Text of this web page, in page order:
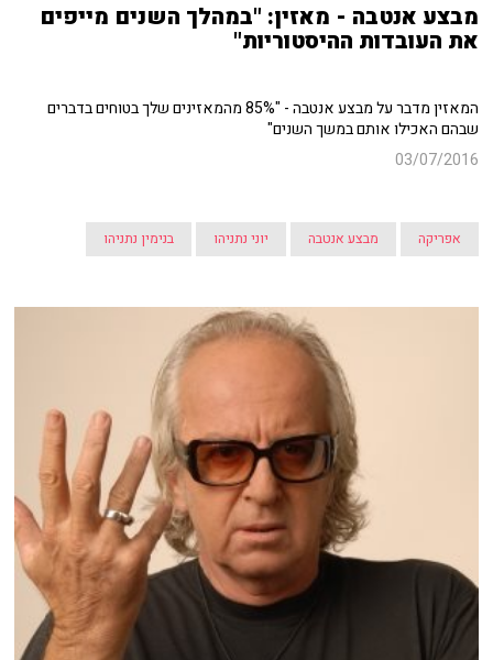
מבצע אנטבה - מאזין: "במהלך השנים מייפים
את העובדות ההיסטוריות"
המאזין מדבר על מבצע אנטבה - "85% מהמאזינים שלך בטוחים בדברים
שבהם האכילו אותם במשך השנים"
03/07/2016
אפריקה מבצע אנטבה יוני נתניהו בנימין נתניהו